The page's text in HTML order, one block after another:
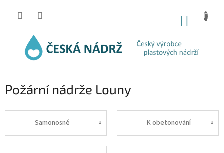
Požární nádrže Louny
Samonosné K obetonování